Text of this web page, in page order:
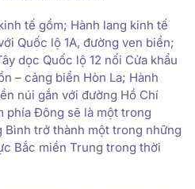
tế gồm; Hành lang kinh tế
Quốc lộ 1A, đường ven biển;
dọc Quốc lộ 12 nối Cửa khẩu
– cảng biển Hòn La; Hành
núi gắn với đường Hồ Chí
phía Đông sẽ là một trong
Bình trở thành một trong những
Bắc miền Trung trong thời